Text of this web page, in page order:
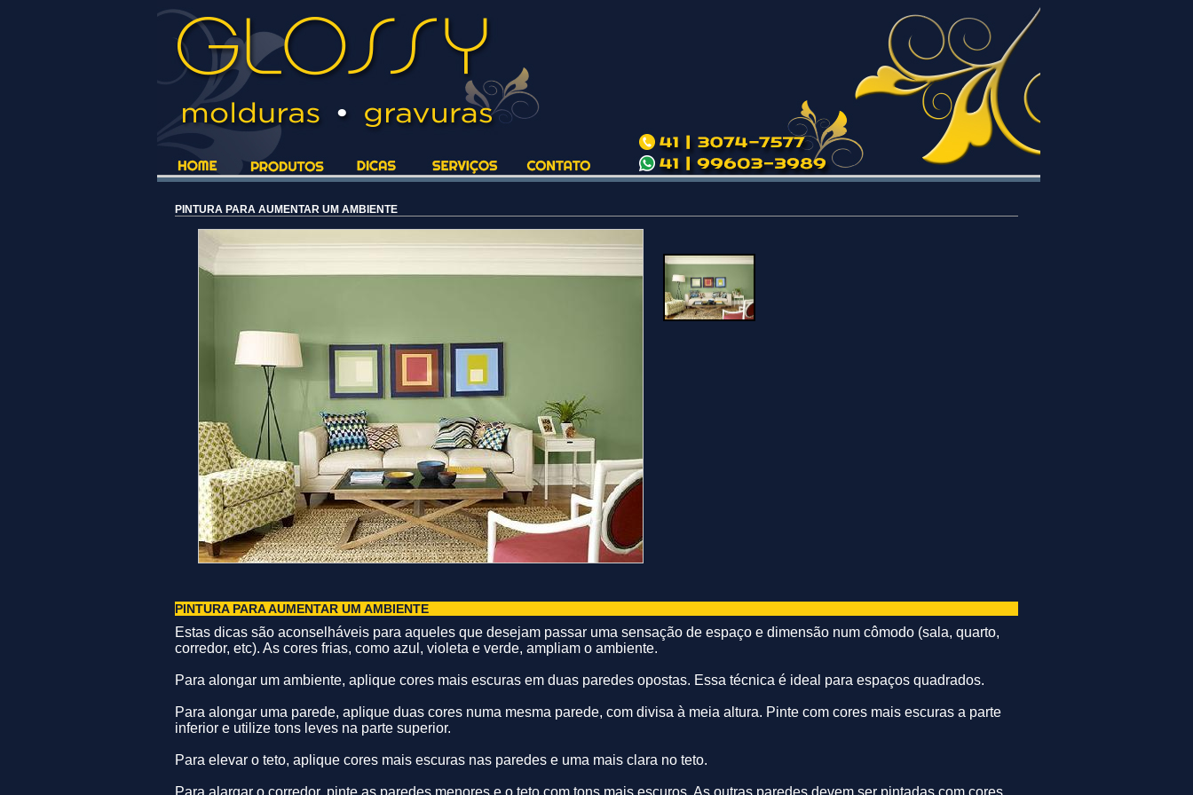
PINTURA PARA AUMENTAR UM AMBIENTE
PINTURA PARA AUMENTAR UM AMBIENTE
Estas dicas são aconselháveis para aqueles que desejam passar uma sensação de espaço e dimensão num cômodo (sala, quarto,
corredor, etc). As cores frias, como azul, violeta e verde, ampliam o ambiente.
Para alongar um ambiente, aplique cores mais escuras em duas paredes opostas. Essa técnica é ideal para espaços quadrados.
Para alongar uma parede, aplique duas cores numa mesma parede, com divisa à meia altura. Pinte com cores mais escuras a parte
inferior e utilize tons leves na parte superior.
Para elevar o teto, aplique cores mais escuras nas paredes e uma mais clara no teto.
Para alargar o corredor, pinte as paredes menores e o teto com tons mais escuros. As outras paredes devem ser pintadas com cores